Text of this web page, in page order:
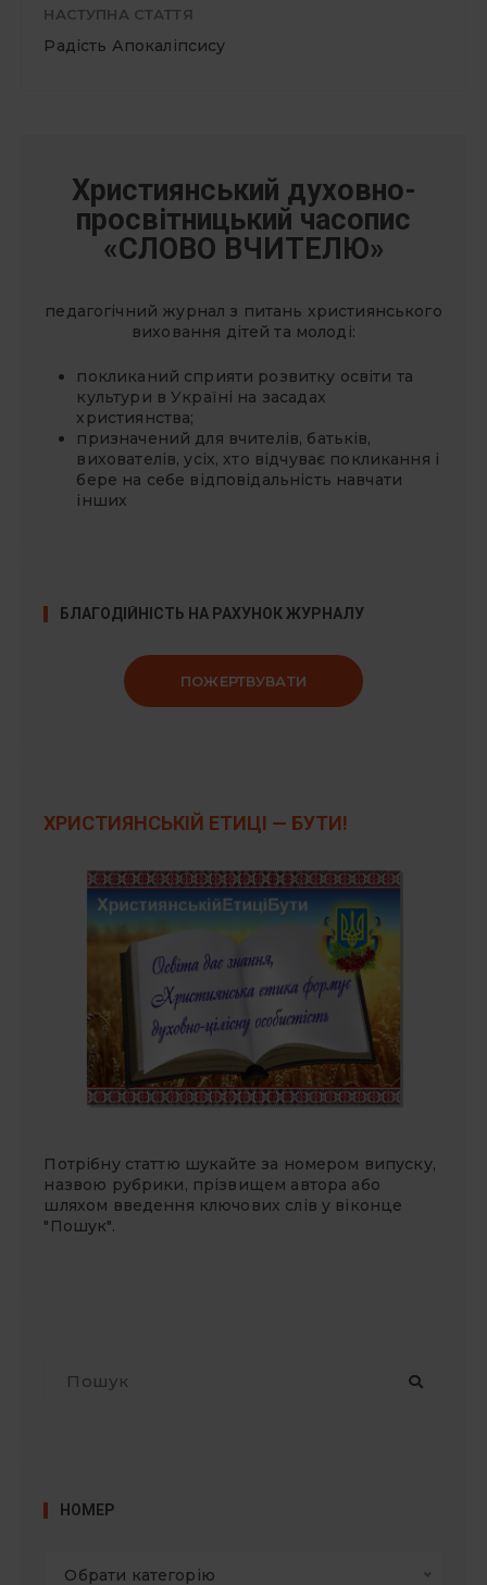
НАСТУПНА СТАТТЯ
Радість Апокаліпсису
Християнський духовно-
просвітницький часопис
«СЛОВО ВЧИТЕЛЮ»
педагогічний журнал з питань християнського
виховання дітей та молоді:
покликаний сприяти розвитку освіти та
культури в Україні на засадах
християнства;
призначений для вчителів, батьків,
вихователів, усіх, хто відчуває покликання і
бере на себе відповідальність навчати
інших
БЛАГОДІЙНІСТЬ НА РАХУНОК ЖУРНАЛУ
ПОЖЕРТВУВАТИ
ХРИСТИЯНСЬКІЙ ЕТИЦІ — БУТИ!
Потрібну статтю шукайте за номером випуску,
назвою рубрики, прізвищем автора або
шляхом введення ключових слів у віконце
"Пошук".
НОМЕР
Обрати категорію